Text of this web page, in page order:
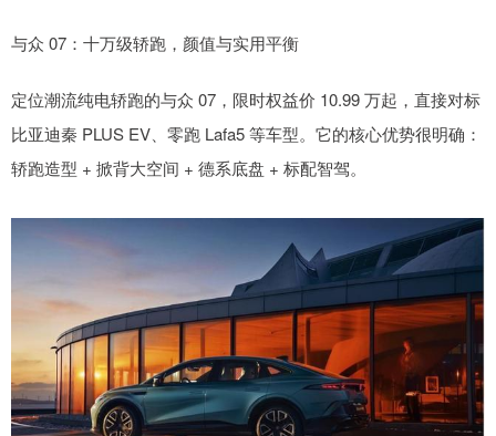
与众 07：十万级轿跑，颜值与实用平衡
定位潮流纯电轿跑的与众 07，限时权益价 10.99 万起，直接对标
比亚迪秦 PLUS EV、零跑 Lafa5 等车型。它的核心优势很明确：
轿跑造型 + 掀背大空间 + 德系底盘 + 标配智驾。